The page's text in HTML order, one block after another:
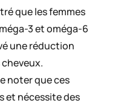
que les femmes
3 et oméga-6
une réduction
noter que ces
et nécessite des